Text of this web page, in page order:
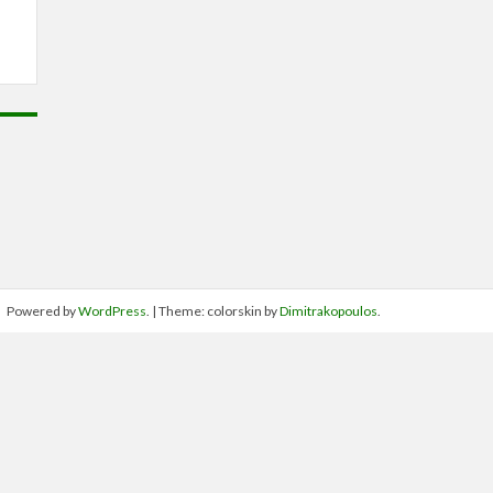
Powered byWordPress. | Theme: colorskin byDimitrakopoulos.